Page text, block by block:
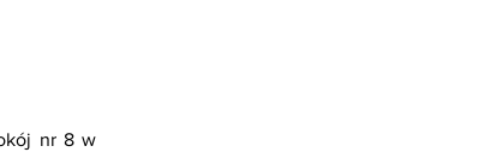
nr 8 w